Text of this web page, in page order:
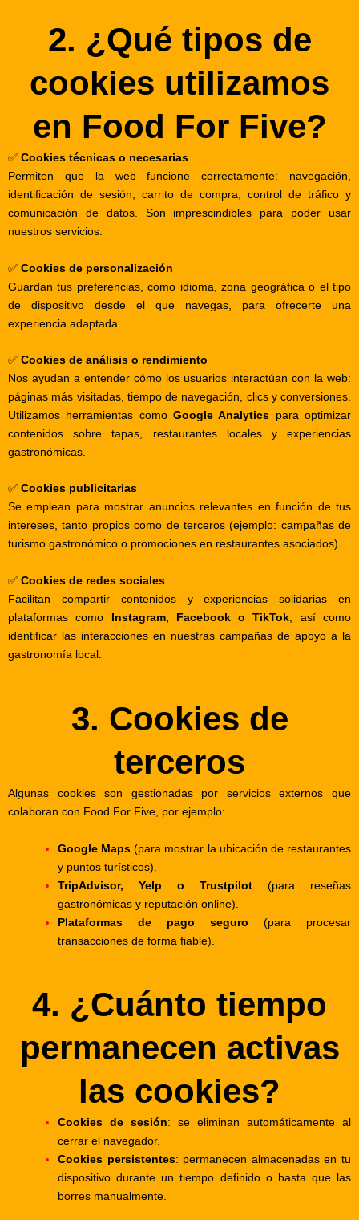
2. ¿Qué tipos de
cookies utilizamos
en Food For Five?
✅ Cookies técnicas o necesarias
Permiten que la web funcione correctamente: navegación,
identificación de sesión, carrito de compra, control de tráfico y
comunicación de datos. Son imprescindibles para poder usar
nuestros servicios.
✅ Cookies de personalización
Guardan tus preferencias, como idioma, zona geográfica o el tipo
de dispositivo desde el que navegas, para ofrecerte una
experiencia adaptada.
✅ Cookies de análisis o rendimiento
Nos ayudan a entender cómo los usuarios interactúan con la web:
páginas más visitadas, tiempo de navegación, clics y conversiones.
Utilizamos herramientas como Google Analytics para optimizar
contenidos sobre tapas, restaurantes locales y experiencias
gastronómicas.
✅ Cookies publicitarias
Se emplean para mostrar anuncios relevantes en función de tus
intereses, tanto propios como de terceros (ejemplo: campañas de
turismo gastronómico o promociones en restaurantes asociados).
✅ Cookies de redes sociales
Facilitan compartir contenidos y experiencias solidarias en
plataformas como Instagram, Facebook o TikTok , así como
identificar las interacciones en nuestras campañas de apoyo a la
gastronomía local.
3. Cookies de
terceros
Algunas cookies son gestionadas por servicios externos que
colaboran con Food For Five, por ejemplo:
Google Maps (para mostrar la ubicación de restaurantes
y puntos turísticos).
TripAdvisor, Yelp o Trustpilot (para reseñas
gastronómicas y reputación online).
Plataformas de pago seguro (para procesar
transacciones de forma fiable).
4. ¿Cuánto tiempo
permanecen activas
las cookies?
Cookies de sesión: se eliminan automáticamente al
cerrar el navegador.
Cookies persistentes: permanecen almacenadas en tu
dispositivo durante un tiempo definido o hasta que las
borres manualmente.